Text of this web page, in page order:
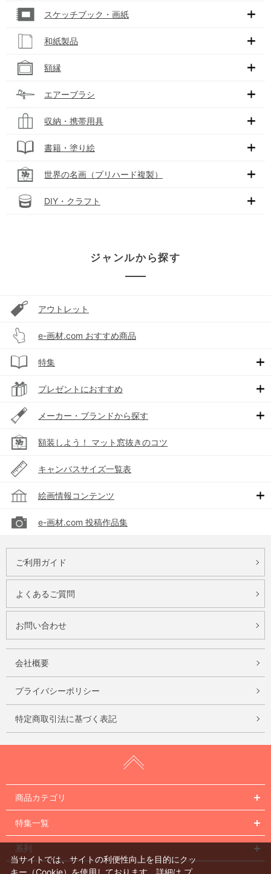
スケッチブック・画紙
和紙製品
額縁
エアーブラシ
収納・携帯用具
書籍・塗り絵
世界の名画（プリハード複製）
DIY・クラフト
ジャンルから探す
アウトレット
e-画材.com おすすめ商品
特集
プレゼントにおすすめ
メーカー・ブランドから探す
額装しよう！ マット窓抜きのコツ
キャンバスサイズ一覧表
絵画情報コンテンツ
e-画材.com 投稿作品集
ご利用ガイド
よくあるご質問
お問い合わせ
会社概要
プライバシーポリシー
特定商取引法に基づく表記
商品カテゴリ
特集一覧
系列
当サイトでは、サイトの利便性向上を目的にクッ